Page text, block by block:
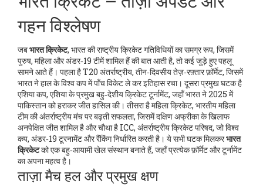
गहन विश्लेषण
जबभारत क्रिकेट, भारत की राष्ट्रीय क्रिकेट गतिविधियों का समग्र रूप, जिसमें
पुरुष, महिला और अंडर‑19 टीमें शामिल हैंकी बात आती है, तो कई जुड़े हुए पहलू
सामने आते हैं। पहला हैT20 अंतर्राष्ट्रीय, तीन‑दिवसीय तेज़‑रफ़्तार फ़ॉर्मेट, जिसमें
भारत ने हाल के विश्व कप में पाँच विकेट ले कर इतिहास रचा। दूसरा प्रमुख घटक है
एशिया कप, एशिया के प्रमुख बहु‑देशीय क्रिकेट टूर्नामेंट, जहाँ भारत ने 2025 में
पाकिस्तान को हराकर जीत हासिल की। तीसरा हैमहिला क्रिकेट, भारतीय महिला
टीम की अंतर्राष्ट्रीय मंच पर बढ़ती सफलता, जिसमें दक्षिण अफ्रीका के खिलाफ
अनपेक्षित जीत शामिल हैऔर चौथा है ICC, अंतर्राष्ट्रीय क्रिकेट परिषद, जो विश्व
कप, अंडर‑19 टूरनामेंट और रैंकिंग निर्धारित करती है । ये सभी घटक मिलकरभारत
क्रिकेटको एक बहु‑आयामी खेल संस्थान बनाते हैं, जहाँ प्रत्येक फ़ॉर्मेट और टूर्नामेंट
का अपना महत्व है।
ताज़ा मैच हल और प्रमुख क्षण